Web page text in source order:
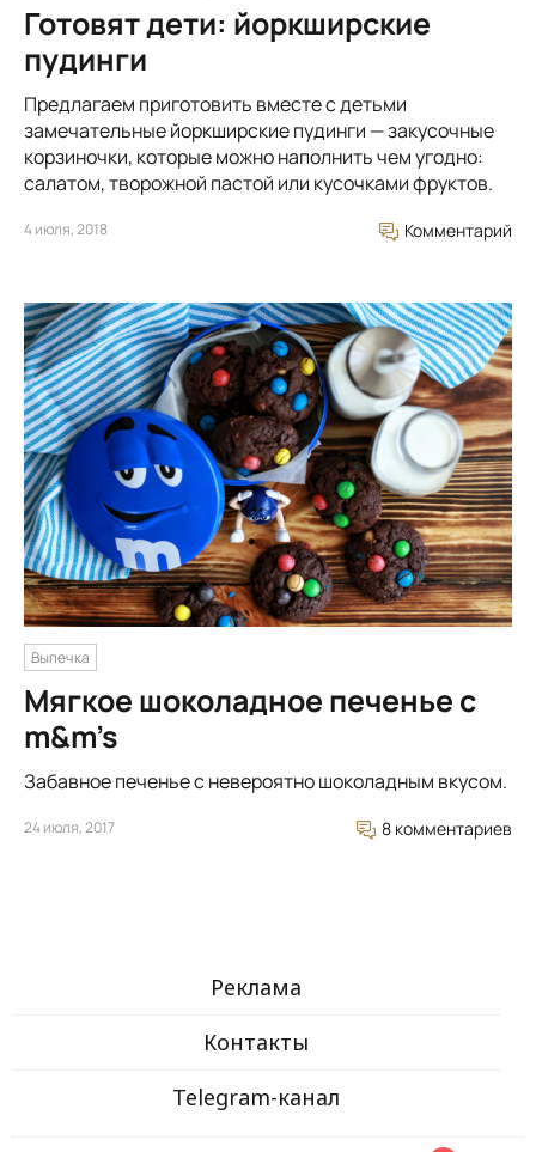
Готовят дети: йоркширские
пудинги
Предлагаем приготовить вместе с детьми
замечательные йоркширские пудинги — закусочные
корзиночки, которые можно наполнить чем угодно:
салатом, творожной пастой или кусочками фруктов.
4 июля, 2018 Комментарий
Выпечка
Мягкое шоколадное печенье с
m&m’s
Забавное печенье с невероятно шоколадным вкусом.
24 июля, 2017 8 комментариев
Реклама
Контакты
Telegram-канал